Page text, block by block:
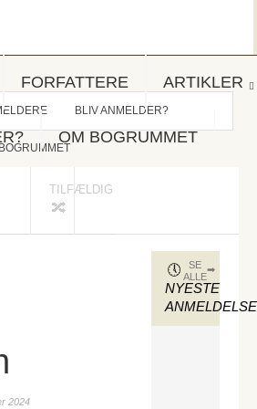
FORFATTERE ARTIKLER
OM BOGRUMMET
BLIV ANMELDER?
TILFÆLDIG
2024
NYESTE
SE
ALLE